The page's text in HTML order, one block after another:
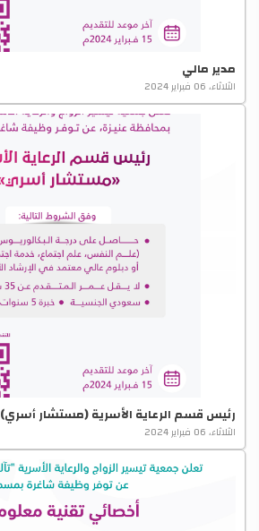
مدير مالي
الثلاثاء، 06 فبراير 2024
رئيس قسم الرعاية الأسرية (مستشار أسري)
الثلاثاء، 06 فبراير 2024